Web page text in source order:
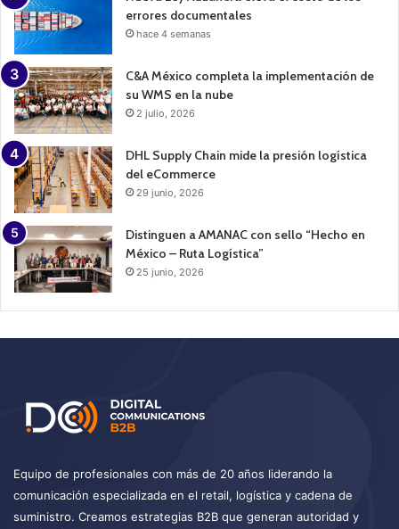
errores documentales
hace 4 semanas
C&A México completa la implementación de
su WMS en la nube
2 julio, 2026
DHL Supply Chain mide la presión logística
del eCommerce
29 junio, 2026
Distinguen a AMANAC con sello “Hecho en
México – Ruta Logística”
25 junio, 2026
Equipo de profesionales con más de 20 años liderando la
comunicación especializada en el retail, logística y cadena de
suministro. Creamos estrategias B2B que generan autoridad y